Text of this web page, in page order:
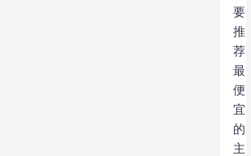
要
推
荐
最
便
宜
的
主